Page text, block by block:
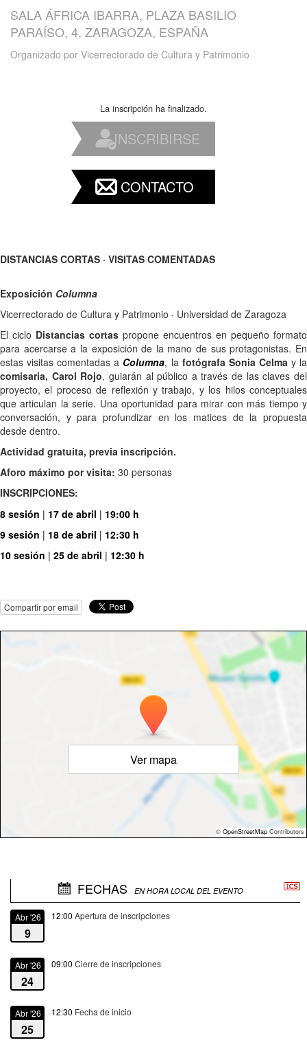
SALA ÁFRICA IBARRA, PLAZA BASILIO
PARAÍSO, 4, ZARAGOZA, ESPAÑA
Organizado por Vicerrectorado de Cultura y Patrimonio
La inscripción ha finalizado.
INSCRIBIRSE
CONTACTO
DISTANCIAS CORTAS · VISITAS COMENTADAS
Exposición Columna
Vicerrectorado de Cultura y Patrimonio · Universidad de Zaragoza
El ciclo Distancias cortas propone encuentros en pequeño formato
para acercarse a la exposición de la mano de sus protagonistas. En
estas visitas comentadas a Columna, la fotógrafa Sonia Celma y la
comisaria, Carol Rojo, guiarán al público a través de las claves del
proyecto, el proceso de reflexión y trabajo, y los hilos conceptuales
que articulan la serie. Una oportunidad para mirar con más tiempo y
conversación, y para profundizar en los matices de la propuesta
desde dentro.
Actividad gratuita, previa inscripción.
Aforo máximo por visita: 30 personas
INSCRIPCIONES:
8 sesión | 17 de abril | 19:00 h
9 sesión | 18 de abril | 12:30 h
10 sesión | 25 de abril | 12:30 h
Compartir por email
Ver mapa
© OpenStreetMap Contributors
FECHAS EN HORA LOCAL DEL EVENTO
Abr '26
9
12:00 Apertura de inscripciones
Abr '26
24
09:00 Cierre de inscripciones
Abr '26
25
12:30 Fecha de inicio